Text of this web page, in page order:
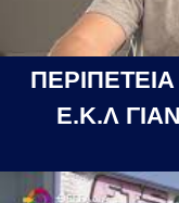
Ε.Κ.Λ